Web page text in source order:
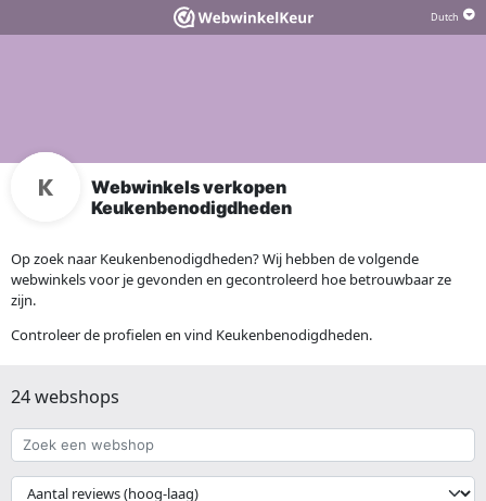
Webwinkels verkopen
Keukenbenodigdheden
Op zoek naar Keukenbenodigdheden? Wij hebben de volgende
webwinkels voor je gevonden en gecontroleerd hoe betrouwbaar ze
zijn.
Controleer de profielen en vind Keukenbenodigdheden.
24 webshops
Zoek
een
webshop
{{